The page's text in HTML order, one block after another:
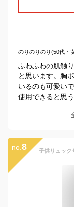
のりのりのり(50代・
ふわふわの肌触
と思います。胸
いるのも可愛い
使用できると思
no. 8